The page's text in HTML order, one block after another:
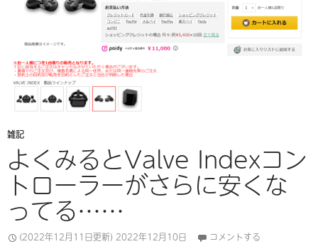
雑記
よくみるとValve Indexコン
トローラーがさらに安くな
ってる……
(2022年12月11日更新) 2022年12月10日 コメントする